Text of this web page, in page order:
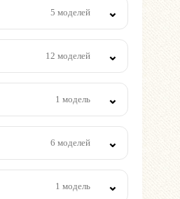
5 моделей
12 моделей
1 модель
6 моделей
1 модель